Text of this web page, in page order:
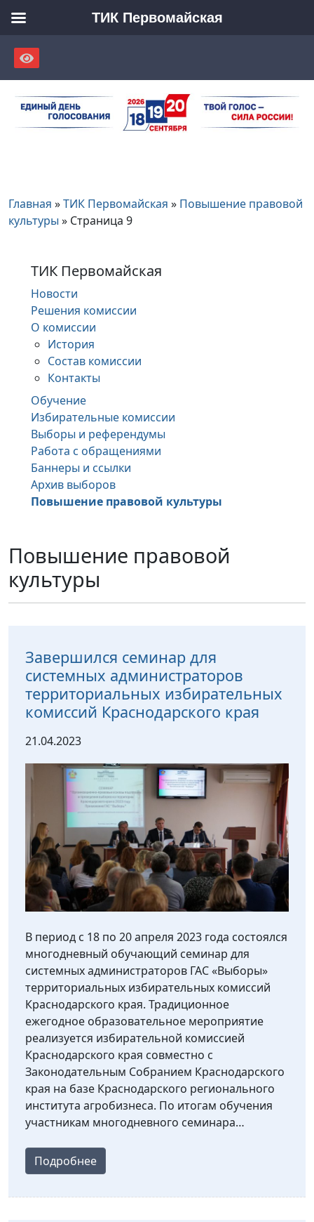
content
Главная »ТИК Первомайская » Повышение правовой
культуры » Страница 9
ТИК Первомайская
Новости
Решения комиссии
О комиссии
История
Состав комиссии
Контакты
Обучение
Избирательные комиссии
Выборы и референдумы
Работа с обращениями
Баннеры и ссылки
Архив выборов
Повышение правовой культуры
Повышение правовой
культуры
Завершился семинар для
системных администраторов
территориальных избирательных
комиссий Краснодарского края
21.04.2023
В период с 18 по 20 апреля 2023 года состоялся
многодневный обучающий семинар для
системных администраторов ГАС «Выборы»
территориальных избирательных комиссий
Краснодарского края. Традиционное
ежегодное образовательное мероприятие
реализуется избирательной комиссией
Краснодарского края совместно с
Законодательным Собранием Краснодарского
края на базе Краснодарского регионального
института агробизнеса. По итогам обучения
участникам многодневного семинара…
Подробнее
ТИК Первомайская